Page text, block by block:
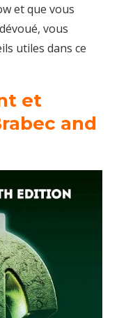
et que vous
vous
utiles dans ce
et
and